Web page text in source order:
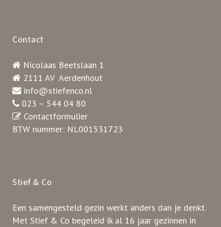
Contact
Nicolaas Beetslaan 1
2111 AV Aerdenhout
info@stiefenco.nl
023 – 544 04 80
Contactformulier
BTW nummer: NL001531723
Stief & Co
Een samengesteld gezin werkt anders dan je denkt.
Met Stief & Co begeleid ik al 16 jaar gezinnen in